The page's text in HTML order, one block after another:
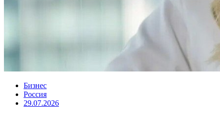
Бизнес
Россия
29.07.2026